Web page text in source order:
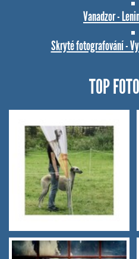
Vanadzor -
Skryté fotografování -
TOP